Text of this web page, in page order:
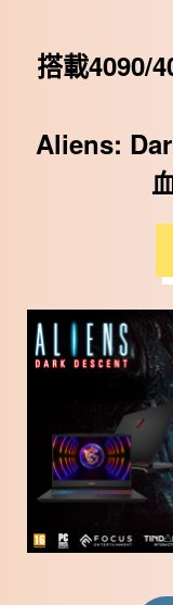
搭載4090/
Aliens: